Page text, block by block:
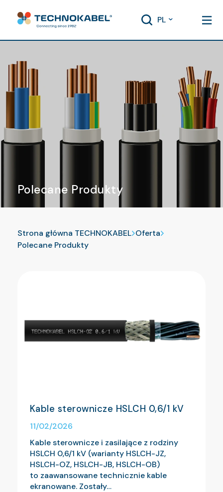
PL
Polecane Produkty
Strona główna TECHNOKABEL Oferta
Polecane Produkty
Kable sterownicze HSLCH 0,6/1 kV
11/02/2026
Kable sterownicze i zasilające z rodziny
HSLCH 0,6/1 kV (warianty HSLCH-JZ,
HSLCH-OZ, HSLCH-JB, HSLCH-OB)
to zaawansowane technicznie kable
ekranowane. Zostały…